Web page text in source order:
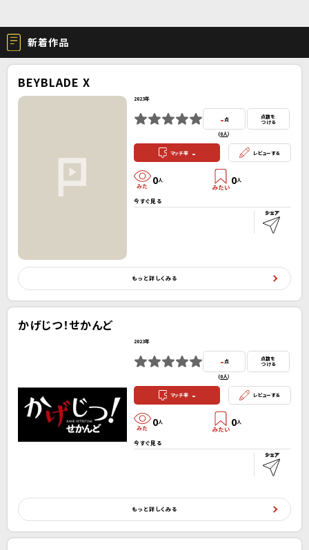
新着作品
BEYBLADE X
2023年
- 点
(0人）
点数を
つける
マッチ率 - レビューする
0人 0人
今すぐ見る
もっと詳しくみる
かげじつ！せかんど
2023年
-点
(0人）
点数を
つける
マッチ率 - レビューする
0人 0人
今すぐ見る
もっと詳しくみる